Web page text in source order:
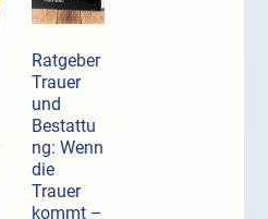
Ratgeber
Trauer
und
Bestattu
ng: Wenn
die
Trauer
kommt –